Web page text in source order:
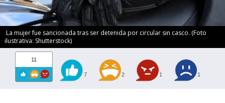
La mujer fue sancionada tras ser detenida por circular sin casco. (Foto
ilustrativa: Shutterstock)
11
7 2 1 1